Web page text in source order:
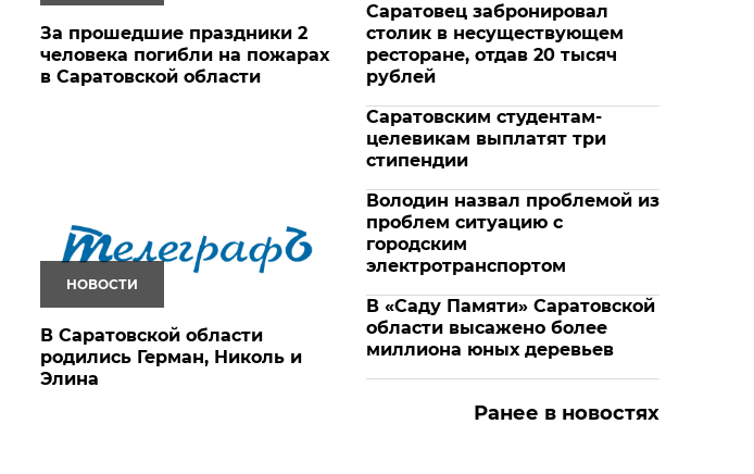
За прошедшие праздники 2
человека погибли на пожарах
в Саратовской области
НОВОСТИ
В Саратовской области
родились Герман, Николь и
Элина
Саратовец забронировал
столик в несуществующем
ресторане, отдав 20 тысяч
рублей
Саратовским студентам-
целевикам выплатят три
стипендии
Володин назвал проблемой из
проблем ситуацию с
городским
электротранспортом
В «Саду Памяти» Саратовской
области высажено более
миллиона юных деревьев
Ранее в новостях